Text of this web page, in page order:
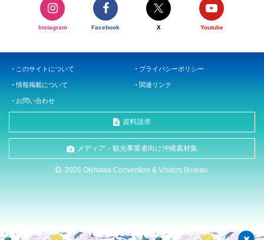
Instagram Facebook X Youtube
このサイトについて プライバシーポリシー
情報掲載について 関連リンク
お問い合わせ
資料請求
メディア・観光事業者向け沖縄素材集
2026 Okinawa Convention & Visitors Bureau.